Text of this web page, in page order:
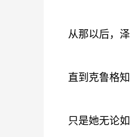
从那以后，
直到克鲁格
只是她无论